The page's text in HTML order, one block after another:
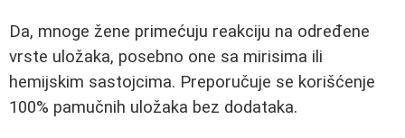
Da, mnoge žene primećuju reakciju na određene
vrste uložaka, posebno one sa mirisima ili
hemijskim sastojcima. Preporučuje se korišćenje
100% pamučnih uložaka bez dodataka.